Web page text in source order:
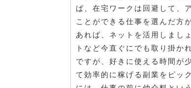
ば、在宅ワークは回避して、
ことができる仕事を選んだ方
あれば、ネットを活用しまし
トなど今直ぐにでも取り掛か
ですが、好きに使える時間が
て効率的に稼げる副業をピッ